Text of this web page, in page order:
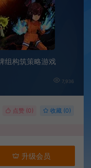
组构筑策略游戏
7,936
点赞 (0) 收藏 (0)
升级会员